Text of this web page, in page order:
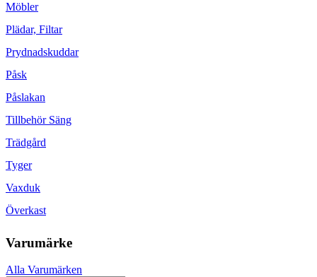
Möbler
Plädar, Filtar
Prydnadskuddar
Påsk
Påslakan
Tillbehör Säng
Trädgård
Tyger
Vaxduk
Överkast
Varumärke
Alla Varumärken